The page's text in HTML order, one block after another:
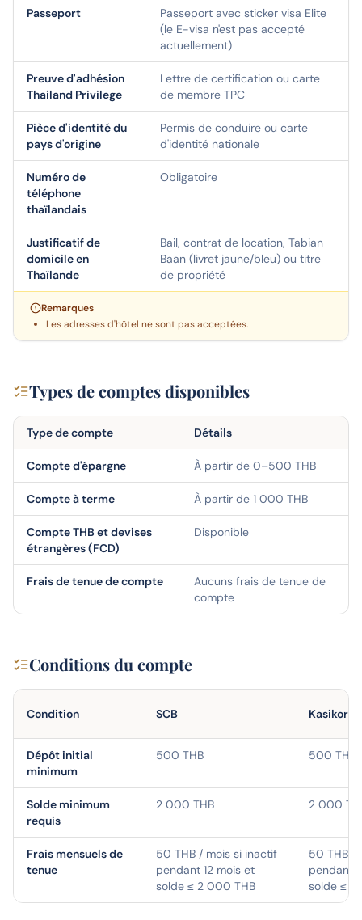
Passeport
Passeport avec sticker visa Elite
(le E-visa n'est pas accepté
actuellement)
Preuve d'adhésion
Thailand Privilege
Lettre de certification ou carte
de membre TPC
Pièce d'identité du
pays d'origine
Permis de conduire ou carte
d'identité nationale
Numéro de
téléphone
thaïlandais
Obligatoire
Justificatif de
domicile en
Thaïlande
Bail, contrat de location, Tabian
Baan (livret jaune/bleu) ou titre
de propriété
Remarques
Les adresses d'hôtel ne sont pas acceptées.
Types de comptes disponibles
Type de compte Détails
Compte d'épargne À partir de 0–500 THB
Compte à terme À partir de 1 000 THB
Compte THB et devises
étrangères (FCD)
Disponible
Frais de tenue de compte
Aucuns frais de tenue de
compte
Conditions du compte
Condition SCB Kasikorn
Dépôt initial
minimum
500 THB 500 THB
Solde minimum
requis
2 000 THB 2 000
Frais mensuels de
tenue
50 THB / mois si inactif
pendant 12 mois et
solde ≤ 2 000 THB
50 THB /
pendant
solde ≤ 2